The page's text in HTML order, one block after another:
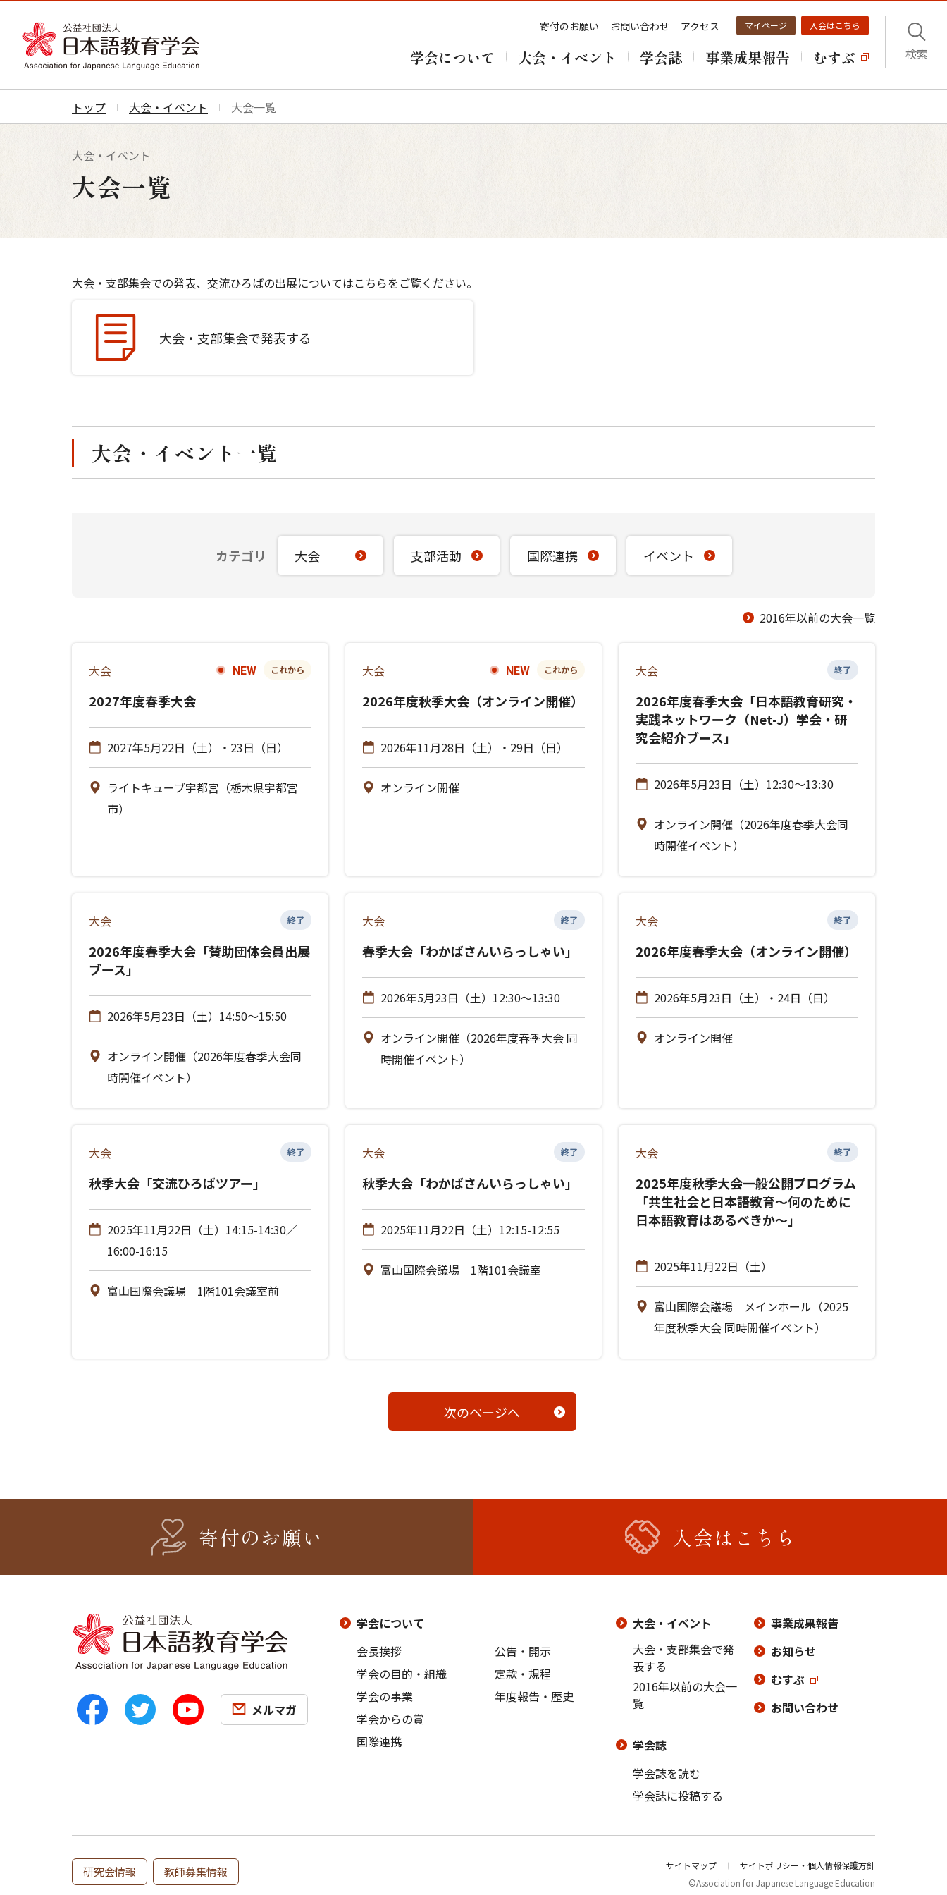
寄付のお願い お問い合わせ アクセス マイページ 入会はこちら
学会について 大会・イベント 学会誌 事業成果報告 むすぶ 検索
トップ 大会・イベント 大会一覧
大会・イベント
大会一覧
大会・支部集会での発表、交流ひろばの出展についてはこちらをご覧ください。
大会・支部集会で発表する
大会・イベント一覧
カテゴリ 大会 支部活動 国際連携 イベント
2016年以前の大会一覧
大会 NEW これから
2027年度春季大会
2027年5月22日（土）・23日（日）
ライトキューブ宇都宮（栃木県宇都宮
市）
大会 NEW これから
2026年度秋季大会（オンライン開催）
2026年11月28日（土）・29日（日）
オンライン開催
大会 終了
2026年度春季大会「日本語教育研究・
実践ネットワーク（Net-J）学会・研
究会紹介ブース」
2026年5月23日（土）12:30～13:30
オンライン開催（2026年度春季大会同
時開催イベント）
大会 終了
2026年度春季大会「賛助団体会員出展
ブース」
2026年5月23日（土）14:50～15:50
オンライン開催（2026年度春季大会同
時開催イベント）
大会 終了
春季大会「わかばさんいらっしゃい」
2026年5月23日（土）12:30～13:30
オンライン開催（2026年度春季大会 同
時開催イベント）
大会 終了
2026年度春季大会（オンライン開催）
2026年5月23日（土）・24日（日）
オンライン開催
大会 終了
秋季大会「交流ひろばツアー」
2025年11月22日（土）14:15-14:30／
16:00-16:15
富山国際会議場 1階101会議室前
大会 終了
秋季大会「わかばさんいらっしゃい」
2025年11月22日（土）12:15-12:55
富山国際会議場 1階101会議室
大会 終了
2025年度秋季大会一般公開プログラム
「共生社会と日本語教育～何のために
日本語教育はあるべきか～」
2025年11月22日（土）
富山国際会議場 メインホール（2025
年度秋季大会 同時開催イベント）
次のページへ
寄付のお願い 入会はこちら
メルマガ
学会について
会長挨拶
学会の目的・組織
学会の事業
学会からの賞
国際連携
公告・開示
定款・規程
年度報告・歴史
大会・イベント
大会・支部集会で発
表する
2016年以前の大会一
覧
学会誌
学会誌を読む
学会誌に投稿する
事業成果報告
お知らせ
むすぶ
お問い合わせ
研究会情報 教師募集情報 サイトマップ
サイトポリシー・個人情報保護方針
©Association for Japanese Language Education